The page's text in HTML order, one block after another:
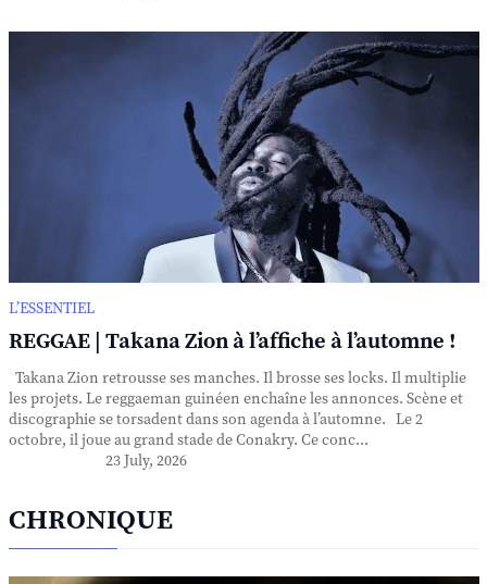
L’ESSENTIEL
REGGAE | Takana Zion à l’affiche à l’automne !
Takana Zion retrousse ses manches. Il brosse ses locks. Il multiplie
les projets. Le reggaeman guinéen enchaîne les annonces. Scène et
discographie se torsadent dans son agenda à l’automne. Le 2
octobre, il joue au grand stade de Conakry. Ce conc...
23 July, 2026
CHRONIQUE